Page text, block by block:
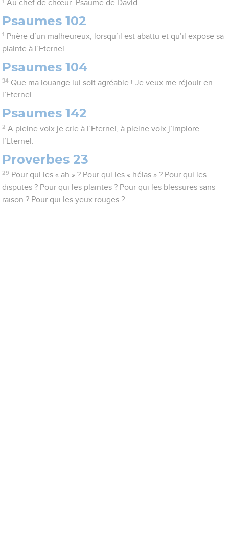
Au chef de chœur. Psaume de David.
Psaumes 102
1 Prière d’un malheureux, lorsqu’il est abattu et qu’il expose sa
plainte à l’Eternel.
Psaumes 104
34 Que ma louange lui soit agréable ! Je veux me réjouir en
l’Eternel.
Psaumes 142
2 A pleine voix je crie à l’Eternel, à pleine voix j’implore
l’Eternel.
Proverbes 23
29 Pour qui les « ah » ? Pour qui les « hélas » ? Pour qui les
disputes ? Pour qui les plaintes ? Pour qui les blessures sans
raison ? Pour qui les yeux rouges ?